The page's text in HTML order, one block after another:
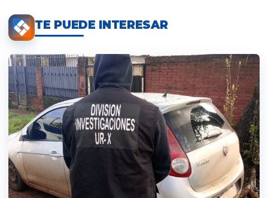
TE PUEDE INTERESAR